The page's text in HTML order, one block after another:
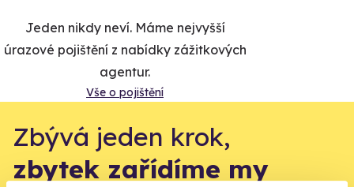
Jeden nikdy neví. Máme nejvyšší
úrazové pojištění z nabídky zážitkových
agentur.
Vše o pojištění
Zbývá jeden krok,
zbytek zařídíme my